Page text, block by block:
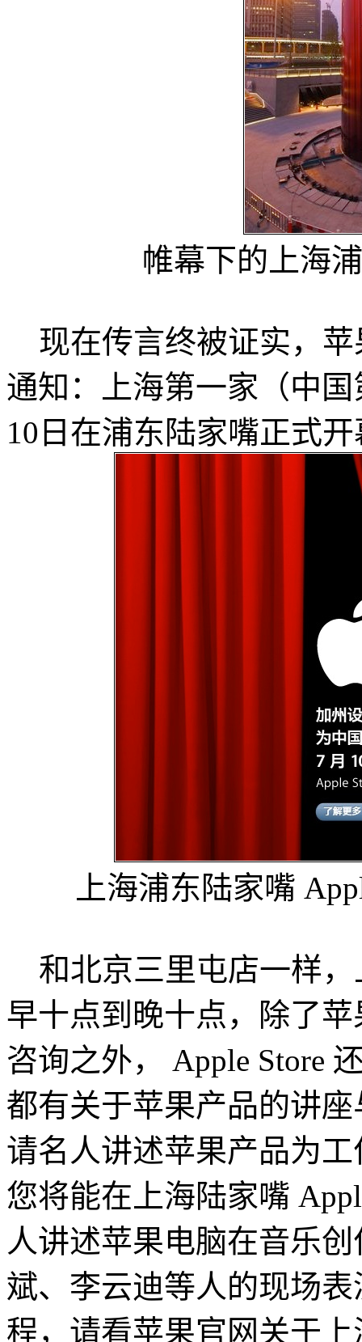
帷幕下的上海
现在传言终被证实，苹
通知：上海第一家（中国
10日在浦东陆家嘴正式
上海浦东陆家嘴
和北京三里屯店一样，
早十点到晚十点，除了
咨询之外， Apple Store
都有关于苹果产品的讲
请名人讲述苹果产品为
您将能在上海陆家嘴
人讲述苹果电脑在音乐
斌、李云迪等人的现场
程，请看苹果官网关于上